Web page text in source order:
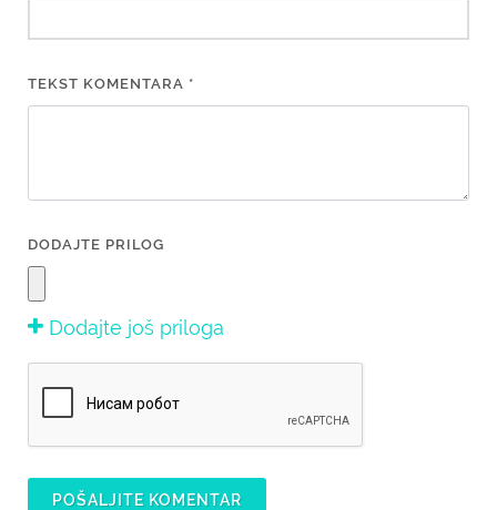
TEKST KOMENTARA *
DODAJTE PRILOG
Dodajte još priloga
POŠALJITE KOMENTAR